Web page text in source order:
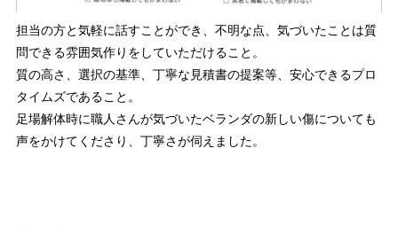
担当の方と気軽に話すことができ、不明な点、気づいたことは質
問できる雰囲気作りをしていただけること。
質の高さ、選択の基準、丁寧な見積書の提案等、安心できるプロ
タイムズであること。
足場解体時に職人さんが気づいたベランダの新しい傷についても
声をかけてくださり、丁寧さが伺えました。